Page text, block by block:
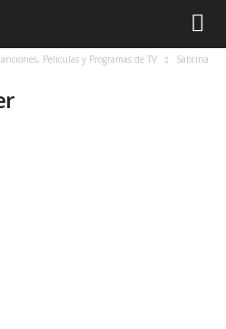
Películas y Programas de TV
Sabrina